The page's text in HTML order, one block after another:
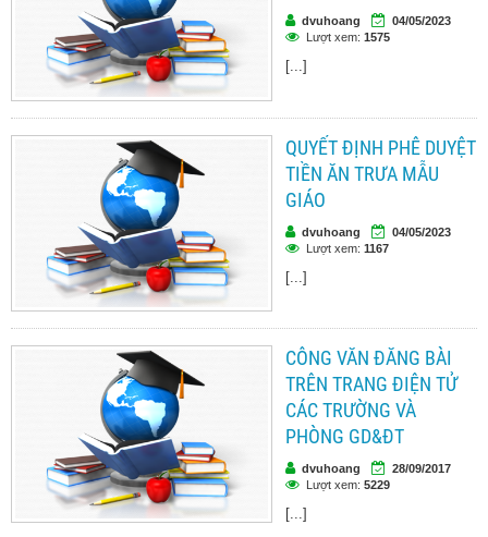
dvuhoang
04/05/2023
Lượt xem: 1575
[...]
QUYẾT ĐỊNH PHÊ DUYỆT
TIỀN ĂN TRƯA MẪU
GIÁO
dvuhoang
04/05/2023
Lượt xem: 1167
[...]
CÔNG VĂN ĐĂNG BÀI
TRÊN TRANG ĐIỆN TỬ
CÁC TRƯỜNG VÀ
PHÒNG GD&ĐT
dvuhoang
28/09/2017
Lượt xem: 5229
[...]